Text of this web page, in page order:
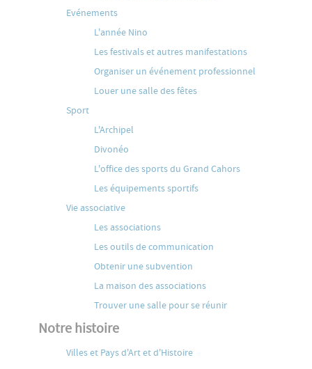
Evénements
L'année Nino
Les festivals et autres manifestations
Organiser un événement professionnel
Louer une salle des fêtes
Sport
L'Archipel
Divonéo
L'office des sports du Grand Cahors
Les équipements sportifs
Vie associative
Les associations
Les outils de communication
Obtenir une subvention
La maison des associations
Trouver une salle pour se réunir
Notre histoire
Villes et Pays d'Art et d'Histoire